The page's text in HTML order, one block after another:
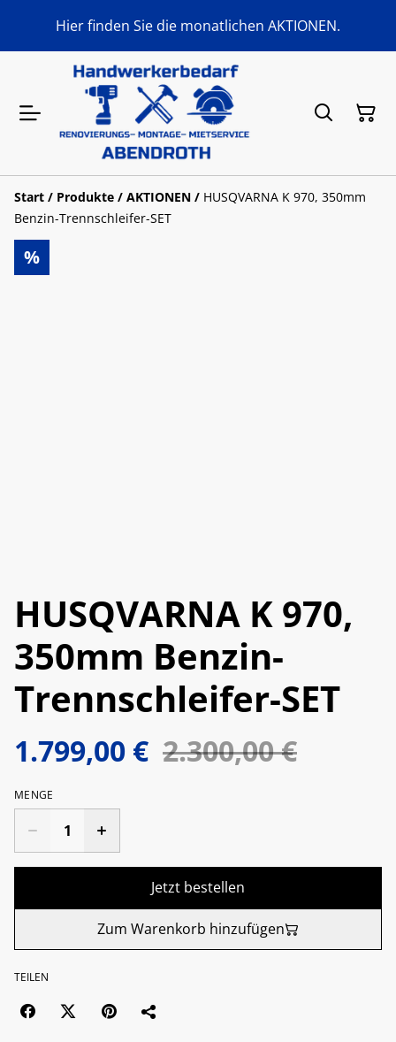
Hier finden Sie die monatlichen AKTIONEN.
Start / Produkte / AKTIONEN / HUSQVARNA K 970, 350mm
Benzin-Trennschleifer-SET
%
HUSQVARNA K 970,
350mm Benzin-
Trennschleifer-SET
1.799,00 € 2.300,00 €
MENGE
Jetzt bestellen
Zum Warenkorb hinzufügen
TEILEN